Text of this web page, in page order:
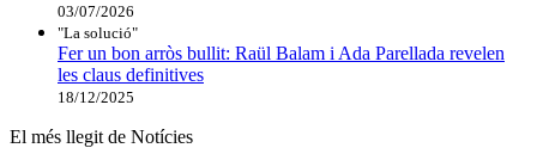
03/07/2026
"La solució"
Fer un bon arròs bullit: Raül Balam i Ada Parellada revelen
les claus definitives
18/12/2025
El més llegit de Notícies